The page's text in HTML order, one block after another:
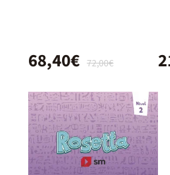
72,00€
68,40€